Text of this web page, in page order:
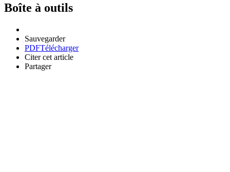
Boîte à outils
Sauvegarder
PDFTélécharger
Citer cet article
Partager